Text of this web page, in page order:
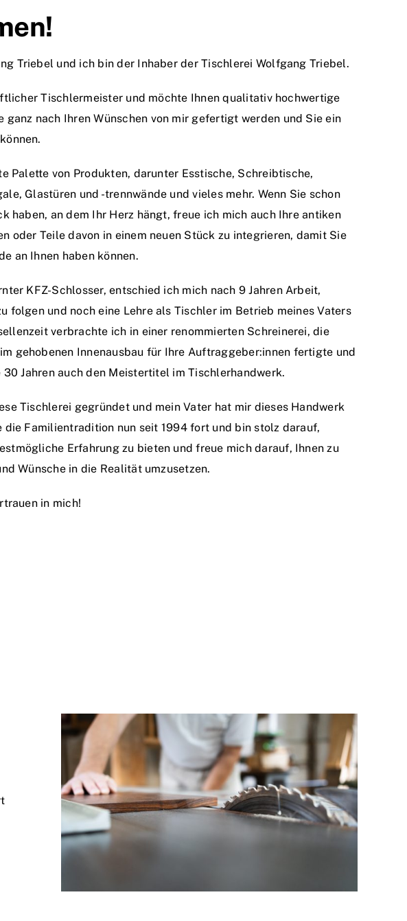
Triebel und ich bin der Inhaber der Tischlerei Wolfgang Triebel.
Tischlermeister und möchte Ihnen qualitativ hochwertige
ganz nach Ihren Wünschen von mir gefertigt werden und Sie ein
Palette von Produkten, darunter Esstische, Schreibtische,
Glastüren und -trennwände und vieles mehr. Wenn Sie schon
haben, an dem Ihr Herz hängt, freue ich mich auch Ihre antiken
oder Teile davon in einem neuen Stück zu integrieren, damit Sie
an Ihnen haben können.
KFZ-Schlosser, entschied ich mich nach 9 Jahren Arbeit,
folgen und noch eine Lehre als Tischler im Betrieb meines Vaters
verbrachte ich in einer renommierten Schreinerei, die
gehobenen Innenausbau für Ihre Auftraggeber:innen fertigte und
Jahren auch den Meistertitel im Tischlerhandwerk.
Tischlerei gegründet und mein Vater hat mir dieses Handwerk
die Familientradition nun seit 1994 fort und bin stolz darauf,
Erfahrung zu bieten und freue mich darauf, Ihnen zu
Wünsche in die Realität umzusetzen.
in mich!